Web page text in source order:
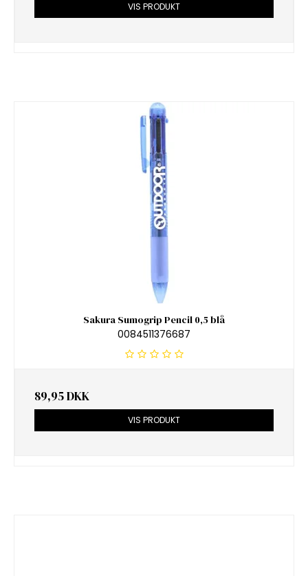
VIS PRODUKT
Sakura Sumogrip Pencil 0,5 blå
0084511376687
89,95 DKK
VIS PRODUKT